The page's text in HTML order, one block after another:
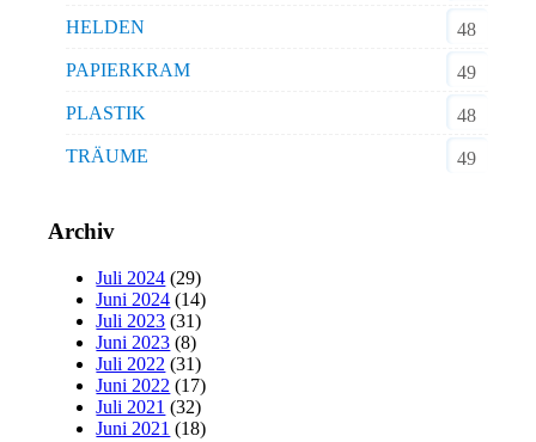
HELDEN
48
PAPIERKRAM
49
PLASTIK
48
TRÄUME
49
Archiv
Juli 2024 (29)
Juni 2024 (14)
Juli 2023 (31)
Juni 2023 (8)
Juli 2022 (31)
Juni 2022 (17)
Juli 2021 (32)
Juni 2021 (18)